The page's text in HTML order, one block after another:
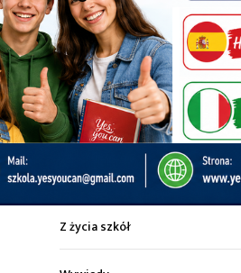
Z życia miasta
Sport
Kultura
Wiadomości z regionu
Z życia szkół